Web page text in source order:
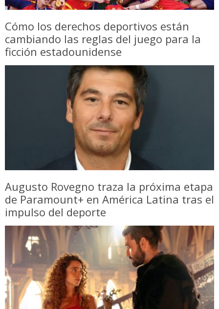
Cómo los derechos deportivos están
cambiando las reglas del juego para la
ficción estadounidense
Augusto Rovegno traza la próxima etapa
de Paramount+ en América Latina tras el
impulso del deporte